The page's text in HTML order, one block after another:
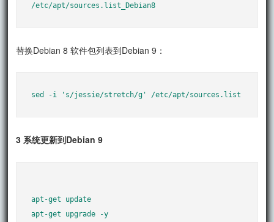
/etc/apt/sources.list_Debian8
替换Debian 8 软件包列表到Debian 9：
sed -i 's/jessie/stretch/g' /etc/apt/sources.list
3 系统更新到Debian 9
apt-get update
apt-get upgrade -y